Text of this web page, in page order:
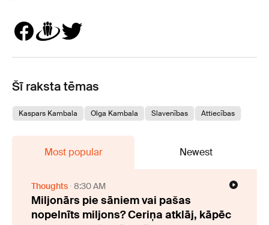
Šī raksta tēmas
Kaspars Kambala Olga Kambala Slavenības Attiecības
Most popular Newest
Thoughts 8:30 AM
Miljonārs pie sāniem vai pašas
nopelnīts miljons? Ceriņa atklāj, kāpēc